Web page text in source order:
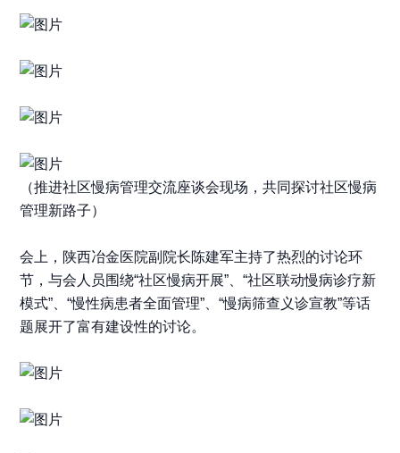
（推进社区慢病管理交流座谈会现场，共同探讨社区慢病
管理新路子）
会上，陕西冶金医院副院长陈建军主持了热烈的讨论环
节，与会人员围绕“社区慢病开展”、“社区联动慢病诊疗新
模式”、“慢性病患者全面管理”、“慢病筛查义诊宣教”等话
题展开了富有建设性的讨论。